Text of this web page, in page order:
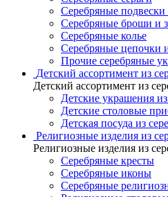
Серебряные
Серебряные броши и
Серебряные колье
Серебряные цепочки
Прочие серебряные
Детский ассортимент из
Детский ассортимент из
Детские украшения из
Детские столовые
Детская посуда из
Религиозные изделия из
Религиозные изделия из
Серебряные кресты
Серебряные иконы
Серебряные